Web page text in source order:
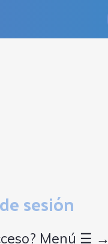
sesión
Menú ☰ →